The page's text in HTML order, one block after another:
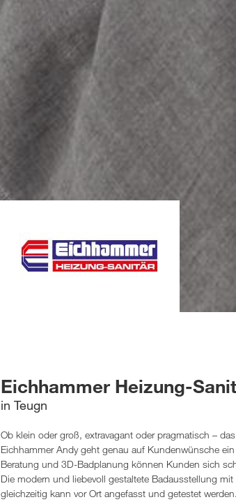
Eichhammer Heizung-
in Teugn
Ob klein oder groß, extravagant oder pragmatisch –
Eichhammer Andy geht genau auf Kundenwünsche
Beratung und 3D-Badplanung können Kunden sich
Die modern und liebevoll gestaltete Badausstellung
gleichzeitig kann vor Ort angefasst und getestet werden.